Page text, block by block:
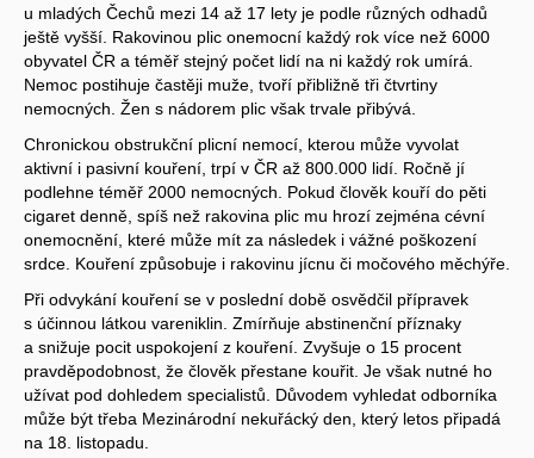
u mladých Čechů mezi 14 až 17 lety je podle různých odhadů
ještě vyšší. Rakovinou plic onemocní každý rok více než 6000
obyvatel ČR a téměř stejný počet lidí na ni každý rok umírá.
Nemoc postihuje častěji muže, tvoří přibližně tři čtvrtiny
nemocných. Žen s nádorem plic však trvale přibývá.
Chronickou obstrukční plicní nemocí, kterou může vyvolat
aktivní i pasivní kouření, trpí v ČR až 800.000 lidí. Ročně jí
podlehne téměř 2000 nemocných. Pokud člověk kouří do pěti
cigaret denně, spíš než rakovina plic mu hrozí zejména cévní
onemocnění, které může mít za následek i vážné poškození
srdce. Kouření způsobuje i rakovinu jícnu či močového měchýře.
Při odvykání kouření se v poslední době osvědčil přípravek
s účinnou látkou vareniklin. Zmírňuje abstinenční příznaky
a snižuje pocit uspokojení z kouření. Zvyšuje o 15 procent
pravděpodobnost, že člověk přestane kouřit. Je však nutné ho
užívat pod dohledem specialistů. Důvodem vyhledat odborníka
může být třeba Mezinárodní nekuřácký den, který letos připadá
na 18. listopadu.